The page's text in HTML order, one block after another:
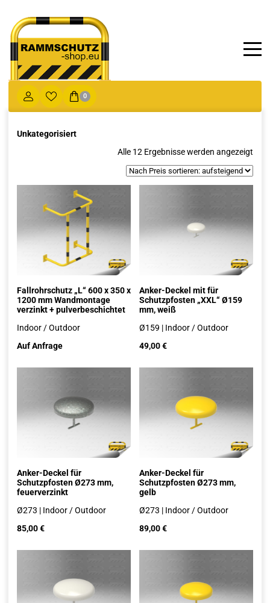
0
Unkategorisiert
Alle 12 Ergebnisse werden angezeigt
Fallrohrschutz „L“ 600 x 350 x
1200 mm Wandmontage
verzinkt + pulverbeschichtet
Indoor / Outdoor
Auf Anfrage
Anker-Deckel mit für
Schutzpfosten „XXL“ Ø159
mm, weiß
Ø159 | Indoor / Outdoor
49,00€
Anker-Deckel für
Schutzpfosten Ø273 mm,
feuerverzinkt
Ø273 | Indoor / Outdoor
85,00€
Anker-Deckel für
Schutzpfosten Ø273 mm,
gelb
Ø273 | Indoor / Outdoor
89,00€